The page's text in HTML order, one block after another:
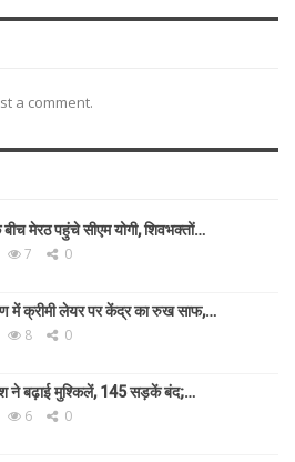
a comment.
मेरठ पहुंचे सीएम योगी, शिवभक्तों…
7 0
में क्रीमी लेयर पर केंद्र का रुख साफ,…
8 0
ने बढ़ाई मुश्किलें, 145 सड़कें बंद;…
6 0